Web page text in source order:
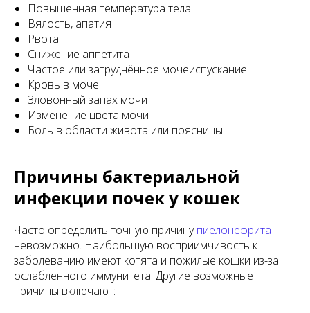
Повышенная температура тела
Вялость, апатия
Рвота
Снижение аппетита
Частое или затруднённое мочеиспускание
Кровь в моче
Зловонный запах мочи
Изменение цвета мочи
Боль в области живота или поясницы
Причины бактериальной
инфекции почек у кошек
Часто определить точную причинупиелонефрита
невозможно. Наибольшую восприимчивость к
заболеванию имеют котята и пожилые кошки из-за
ослабленного иммунитета. Другие возможные
причины включают: